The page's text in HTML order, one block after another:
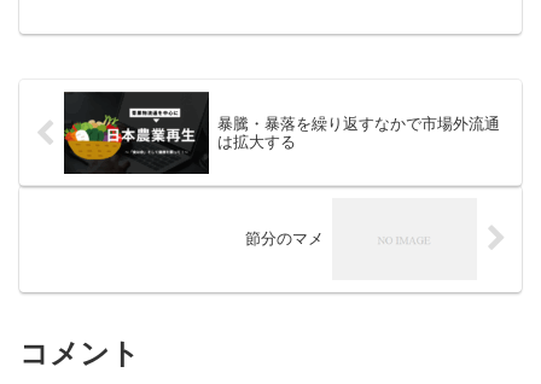
暴騰・暴落を繰り返すなかで市場外流通
は拡大する
節分のマメ
コメント